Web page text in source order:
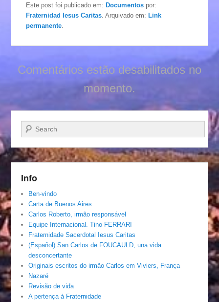
Este post foi publicado em:Documentos por:
Fraternidad Iesus Caritas . Arquivado em:Link
permanente
Comentários estão desabilitados no
momento.
Pesquisar…
Info
Ben-vindo
Carta de Buenos Aires
Carlos Roberto, irmâo responsável
Equipe Internacional. Tino FERRARI
Fraternidade Sacerdotal Iesus Caritas
(Español) San Carlos de FOUCAULD, una vida
desconcertante
Originais escritos do irmão Carlos em Viviers, França
Nazaré
Revisão de vida
A pertença á Fraternidade